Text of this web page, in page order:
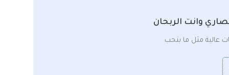
وانت الربحان
عالية مثل ما بتحب